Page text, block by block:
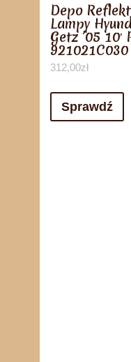
Depo
Lampy
Getz ’05 10′
921021C030
312,00zł
Sprawdź